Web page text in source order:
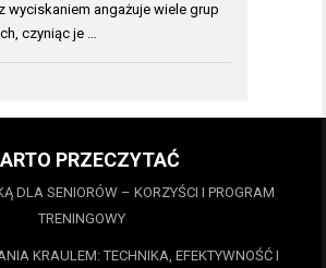
wyciskaniem angażuje wiele grup
czyniąc je …
PRZECZYTAĆ
DLA SENIORÓW – KORZYŚCI I PROGRAM
TRENINGOWY
KRAULEM: TECHNIKA, EFEKTYWNOŚĆ I